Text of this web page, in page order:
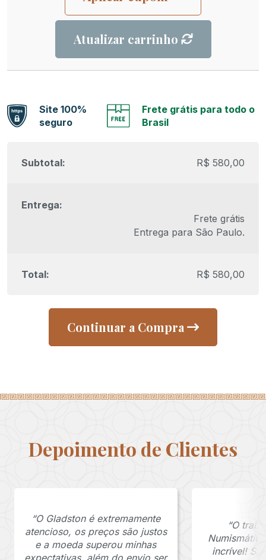
Atualizar carrinho
Site 100%
seguro
Frete grátis para todo o
Brasil
R$ 580,00
Frete grátis
Entrega para São Paulo.
R$ 580,00
Continuar a Compra
Depoimento de Clientes
“O Gladston é extremamente
atencioso, os preços são justos
e a moeda superou minhas
expectativas, além do envio ser
“O
incrível!